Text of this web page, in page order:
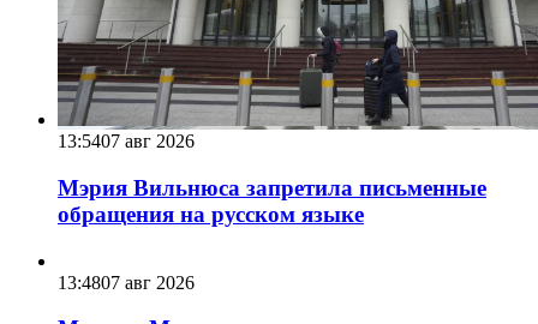
13:5407 авг 2026
Мэрия Вильнюса запретила письменные
обращения на русском языке
13:4807 авг 2026